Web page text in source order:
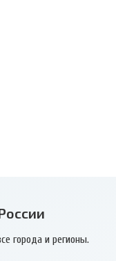
города и регионы.